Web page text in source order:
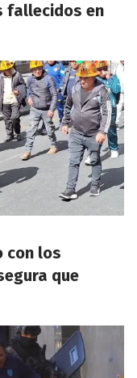
fallecidos en
con los
que